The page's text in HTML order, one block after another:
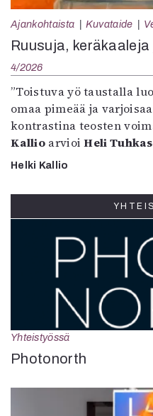
Ajankohtaista Kuvataide
Ruusuja,
4/2026
”Toistuva yö taustalla
omaa pimeää ja
kontrastina teosten
KallioarvioiHeli
Helki Kallio
Yhteistyössä
Photonorth